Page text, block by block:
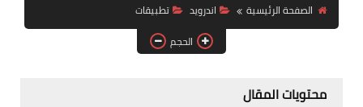
آيفون
ويندوز
الصفحة الرئيسية
اندرويد
تطبيقات
الحجم
محتويات المقال